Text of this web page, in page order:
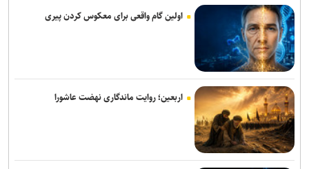
اولین گام واقعی برای معکوس کردن پیری
اربعین؛ روایت ماندگاری نهضت عاشورا